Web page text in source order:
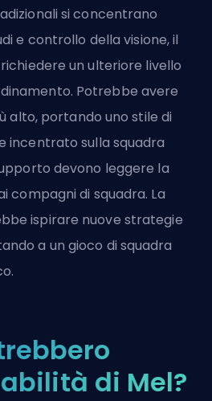
si concentrano
e controllo della visione, il
un ulteriore livello
Potrebbe avere
alto, portando uno stile di
incentrato sulla squadra
devono leggere la
compagni di squadra. La
ispirare nuove strategie
a un gioco di squadra
di Mel?